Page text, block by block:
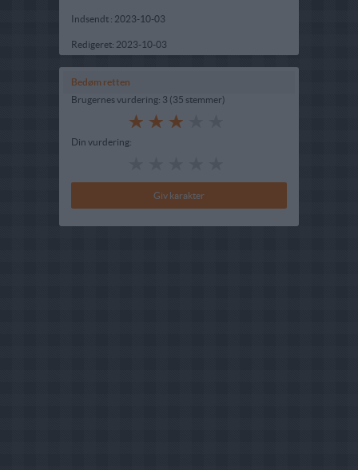
Indsendt : 2023-10-03
Redigeret: 2023-10-03
Bedøm retten
Brugernes vurdering: 3 (35 stemmer)
Din vurdering: